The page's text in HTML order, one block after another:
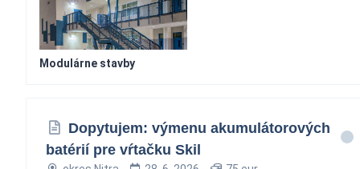
Modulárne stavby
Dopytujem: výmenu akumulátorových
batérií pre vŕtačku Skil